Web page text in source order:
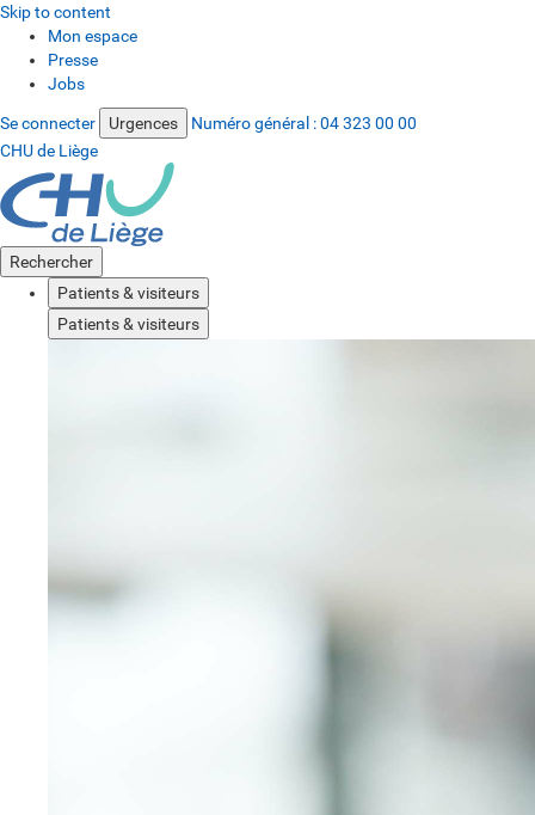
Skip to content
Mon espace
Presse
Jobs
Se connecter Urgences Numéro général :04 323 00 00
CHU de Liège
Rechercher
Patients & visiteurs
Patients & visiteurs